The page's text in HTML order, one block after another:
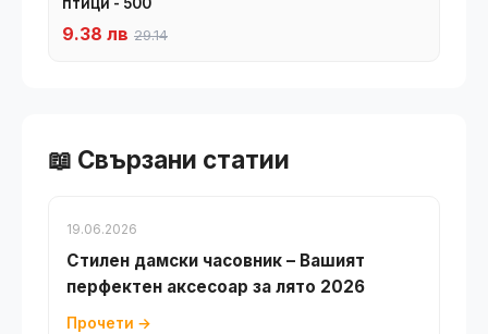
9.38 лв 29.14
📖 Свързани статии
19.06.2026
Стилен дамски часовник – Вашият
перфектен аксесоар за лято 2026
Прочети →